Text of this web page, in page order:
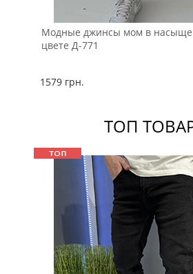
Модные джинсы мом в
цвете Д-771
1579 грн.
ТОП